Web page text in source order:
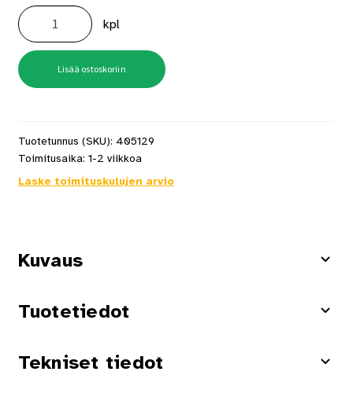
Mondex
Kalla
E2
6,6
kW
musta
määrä
kpl
Lisää ostoskoriin
Tuotetunnus (SKU): 405129
Toimitusaika: 1-2 viikkoa
Laske toimituskulujen arvio
Kuvaus
Tuotetiedot
Tekniset tiedot